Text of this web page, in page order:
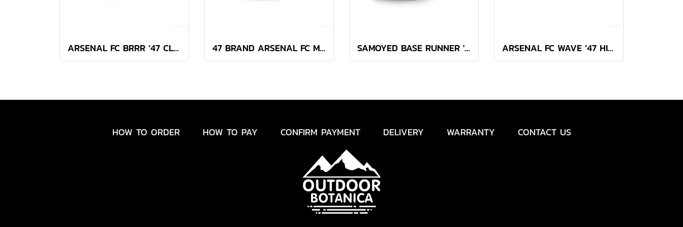
ARSENAL FC BRRR ’47 CLEAN UP 47 BRAND ARSENAL FC MVP CAP SAMOYED BASE RUNNER '47 CLEAN UP NAVY ARSENAL FC WAVE ’47 HITCH
HOW TO ORDER HOW TO PAY CONFIRM PAYMENT DELIVERY WARRANTY CONTACT US